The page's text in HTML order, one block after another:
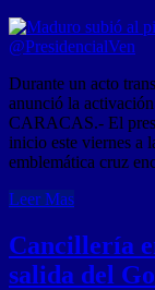
Durante un acto
anunció la
CARACAS.- El
inicio este viernes a
emblemática cruz
Leer Mas
Cancillería
salida del